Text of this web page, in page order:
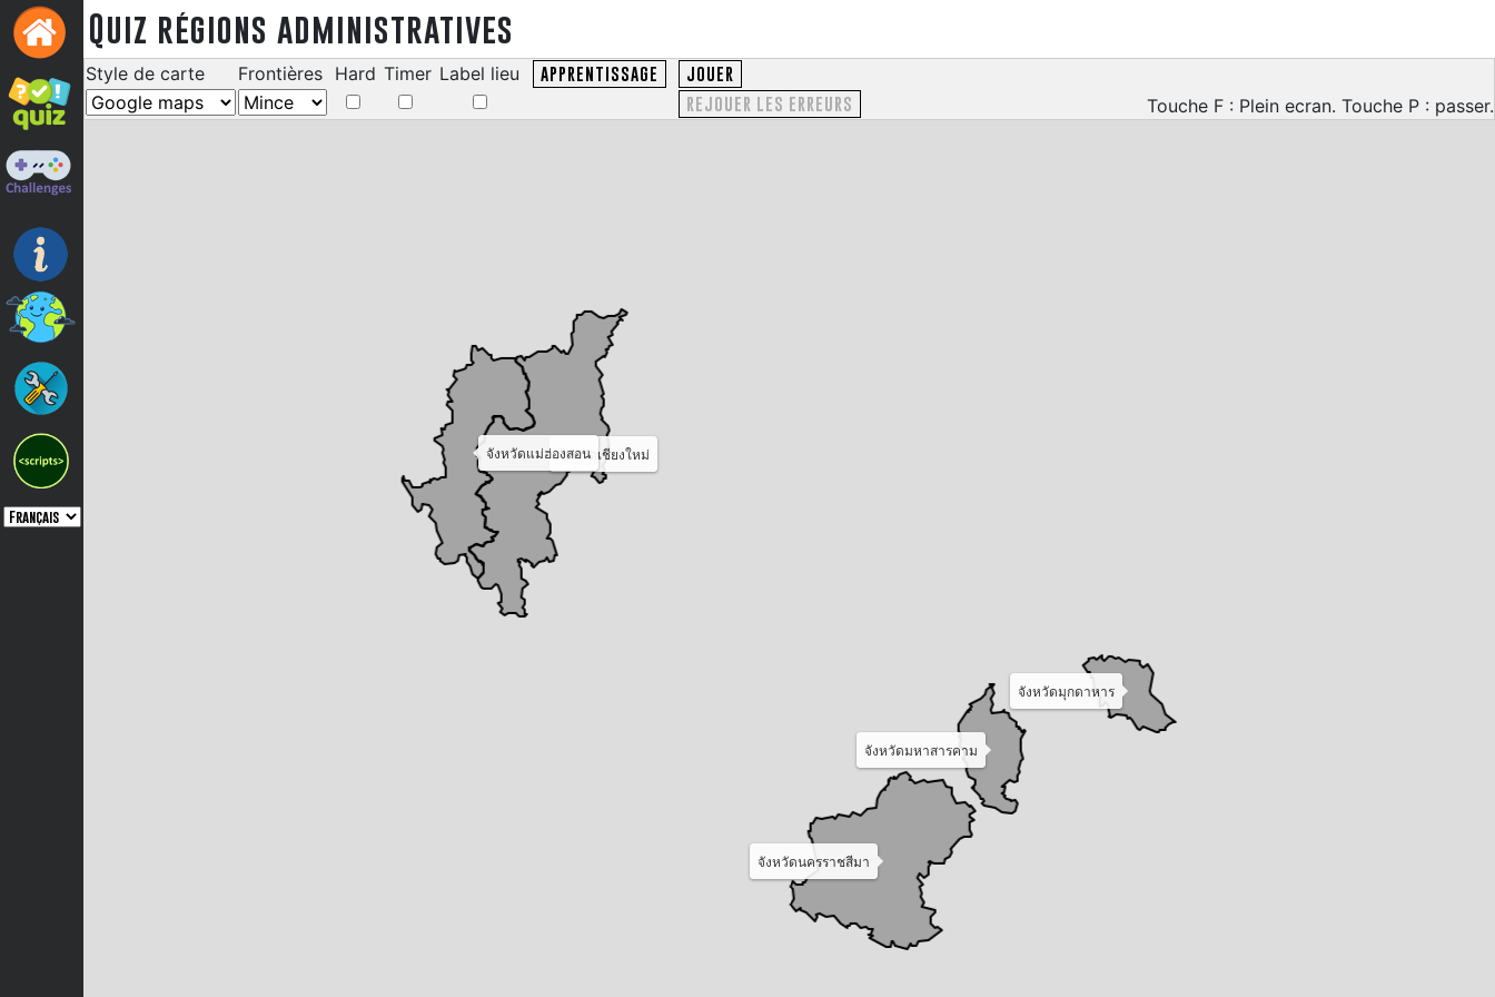
Quiz régions administratives
Style de carte Frontières Hard Timer Label lieu APPRENTISSAGE
JOUER
REJOUER LES ERREURS
Touche F : Plein ecran. Touche P : passer.
จังหวัดเชียงใหม่
จังหวัดแม่ฮ่องสอน
จังหวัดมหาสารคาม
จังหวัดมุกดาหาร
จังหวัดนครราชสีมา